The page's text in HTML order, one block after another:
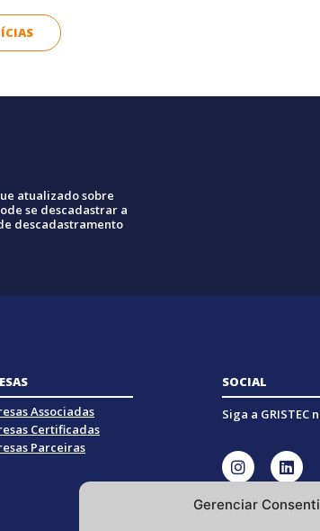
Gerenciar
atualizado sobre
se descadastrar a
descadastramento
Associadas
Certificadas
Parceiras
SOCIAL
Siga a GRISTEC